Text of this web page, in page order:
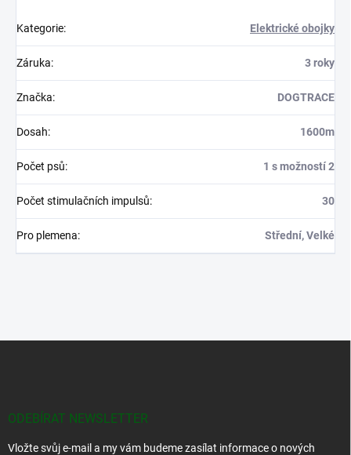
Kategorie: Elektrické obojky
Záruka: 3 roky
Značka: DOGTRACE
Dosah: 1600m
Počet psů: 1 s možností 2
Počet stimulačních impulsů: 30
Pro plemena: Střední, Velké
ODEBÍRAT NEWSLETTER
Vložte svůj e-mail a my vám budeme zasílat informace o nových